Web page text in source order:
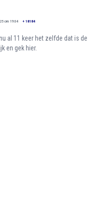
om 19:04 + 18184
al 11 keer het zelfde dat is de
en gek hier.